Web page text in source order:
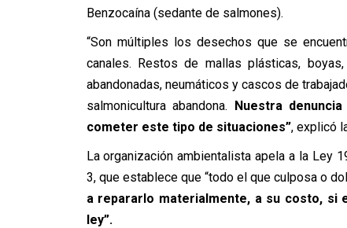
Benzocaína (sedante de salmones).
“Son múltiples los desechos que se
canales. Restos de mallas plásticas,
abandonadas, neumáticos y cascos de
salmonicultura abandona. Nuestra
cometer este tipo de situaciones”, explicó
La organización ambientalista apela a la Ley
3, que establece que “todo el que culposa o
a repararlo materialmente, a su costo, si
ley”.